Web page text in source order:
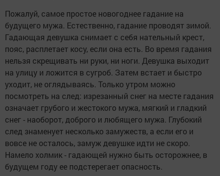
Пожалуй, самое простое новогоднее гадание на
будущего мужа. Естественно, гадание проводят зимой.
Гадающая девушка снимает с себя нательный крест,
пояс, расплетает косу, если она есть. Во время гадания
нельзя скрещивать ни руки, ни ноги. Девушка выходит
на улицу и ложится в сугроб. Затем встает и быстро
уходит, не оглядываясь. Только утром можно
посмотреть на след: изрезанный снег на месте гадания
означает грубого и жестокого мужа, мягкий и гладкий
снег - наоборот, доброго и любящего мужа. Глубокий
след знаменует несколько замужеств, а если его и
вовсе не осталось, замуж девушке идти не скоро.
Намело холмик - гадающей нужно быть осторожнее, в
будущем году ее подстерегает опасность.